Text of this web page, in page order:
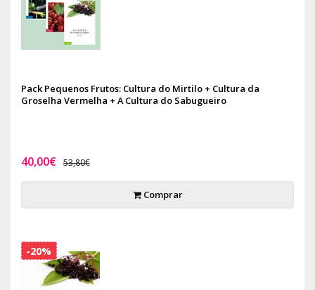
Pack Pequenos Frutos: Cultura do Mirtilo + Cultura da
Groselha Vermelha + A Cultura do Sabugueiro
40,00€ 53,80€
Comprar
-20%